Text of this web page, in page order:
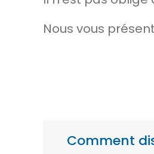
Nous vous
Comment